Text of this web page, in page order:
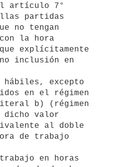
artículo 7°
partidas
no tengan
la hora
explícitamente
inclusión en
en el régimen
b) (régimen
dicho valor
al doble
de trabajo